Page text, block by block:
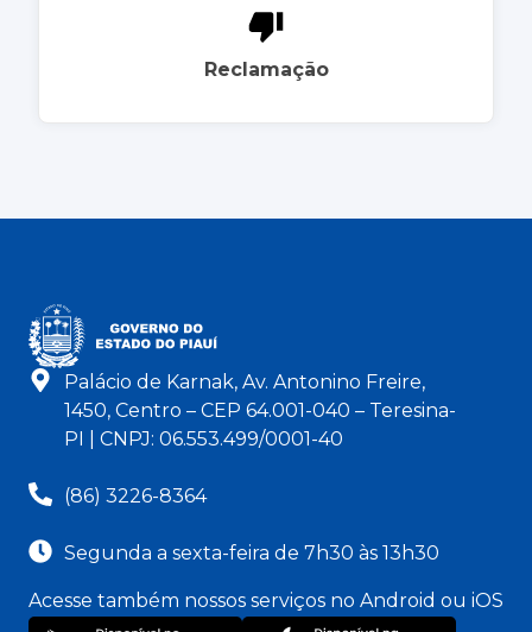
Reclamação
Palácio de Karnak, Av. Antonino Freire,
1450, Centro – CEP 64.001-040 – Teresina-
PI | CNPJ: 06.553.499/0001-40
(86) 3226-8364
Segunda a sexta-feira de 7h30 às 13h30
Acesse também nossos serviços no Android ou iOS